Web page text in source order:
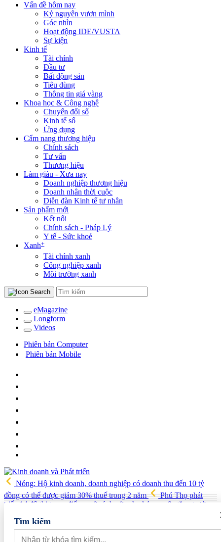
Vấn đề hôm nay
Kỷ nguyên vươn mình
Góc nhìn
Hoạt động IDE/VUSTA
Sự kiện
Kinh tế
Tài chính
Đầu tư
Bất động sản
Tiêu dùng
Thông tin giá vàng
Khoa học & Công nghệ
Chuyển đổi số
Kinh tế số
Ứng dụng
Cẩm nang thương hiệu
Chính sách
Tư vấn
Thương hiệu
Làm giàu - Xưa nay
Doanh nghiệp thương hiệu
Doanh nhân thời cuộc
Diễn đàn Kinh tế tư nhân
Sản phẩm mới
Kết nối
Chính sách - Pháp Lý
Y tế - Sức khoẻ
Xanh+
Tài chính xanh
Công nghiệp xanh
Môi trường xanh
eMagazine
Longform
Videos
Phiên bản Computer
Phiên bản Mobile
Nóng: Hộ kinh doanh, doanh nghiệp có doanh thu đến 10 tỷ
đồng có thể được giảm 30% thuế trong 2 năm
Phú Thọ phát
triển 14 đô thị trọng điểm, mở cánh cửa cho kỷ nguyên tăng trưởng
Vua quạt Trần Đình Tiệp: Từ bán quạt đến TikToker nổi
tiếng và vướng vòng lao lý
Vietnam Sport Show 2026 quy tụ
520 gian hàng, thúc đẩy kết nối ngành thể thao Việt Nam với thế
Tìm kiếm